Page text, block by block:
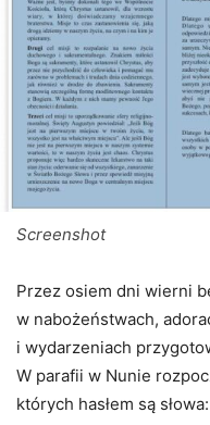
Screenshot
Przez osiem dni wierni
w nabożeństwach,
i wydarzeniach
W parafii w Nunie
których hasłem są